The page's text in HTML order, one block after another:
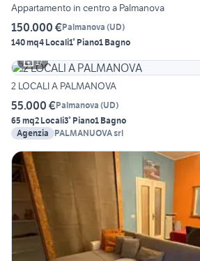
Appartamento in centro a Palmanova
150.000 €Palmanova (UD)
140 mq4 Locali1° Piano1 Bagno
17
2 LOCALI A PALMANOVA
55.000 €Palmanova (UD)
65 mq2 Locali3° Piano1 Bagno
Agenzia
PALMANUOVA srl